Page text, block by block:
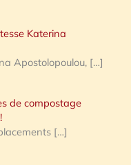
Katerina
Apostolopoulou, […]
de compostage
[…]